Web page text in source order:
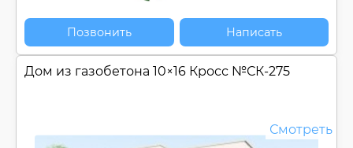
Позвонить Написать
Дом из газобетона 10×16 Кросс №СК-275
Смотреть